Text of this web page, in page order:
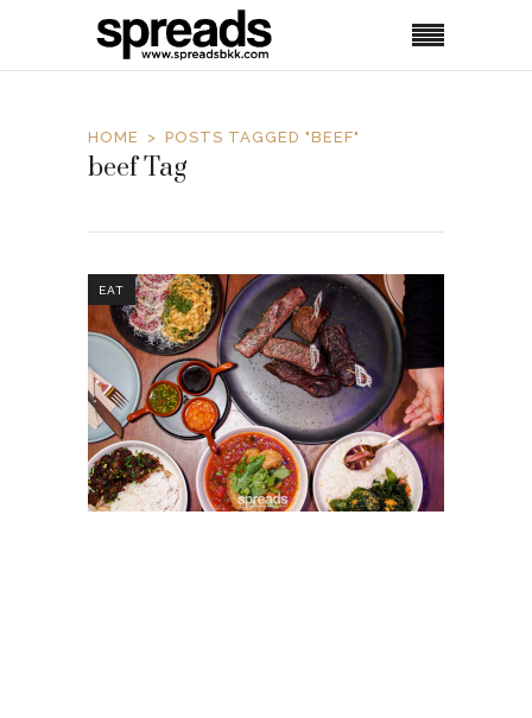
HOME POSTS TAGGED "BEEF"
beef Tag
EAT